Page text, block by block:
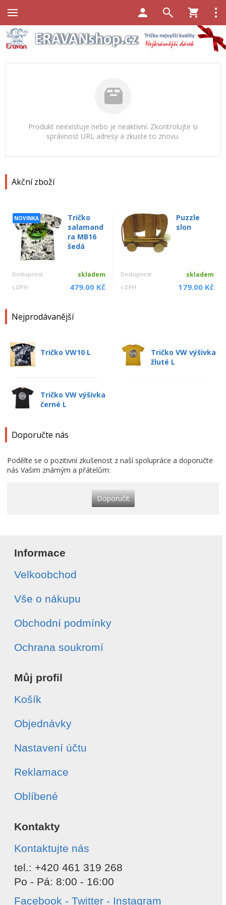
Akční zboží
NOVINKA
Tričko
salamand
ra MB16
šedá
Dostupnost skladem
s DPH 479.00 Kč
Puzzle
slon
Dostupnost skladem
s DPH 179.00 Kč
Nejprodávanější
Tričko VW10 L
Tričko VW výšivka
žluté L
Tričko VW výšivka
černé L
Doporučte nás
Podělte se o pozitivní zkušenost z naší spolupráce a doporučte
nás Vašim známým a přátelům:
Doporučit
Produkt neexistuje nebo je neaktivní. Zkontrolujte si
správnost URL adresy a zkuste to znovu.
Informace
Velkoobchod
Vše o nákupu
Obchodní podmínky
Ochrana soukromí
Můj profil
Košík
Objednávky
Nastavení účtu
Reklamace
Oblíbené
Kontakty
Kontaktujte nás
tel.: +420 461 319 268
Po - Pá: 8:00 - 16:00
Facebook - Twitter - Instagram